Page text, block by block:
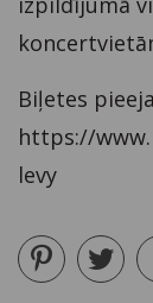
Biļetes
https://
levy